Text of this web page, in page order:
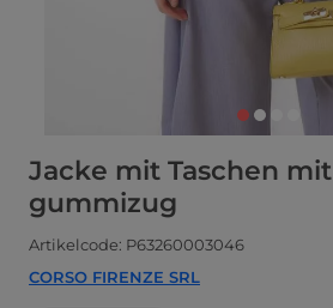
Jacke mit Taschen mit
gummizug
Artikelcode: P63260003046
CORSO FIRENZE SRL